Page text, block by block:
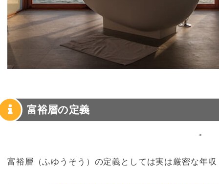
富裕層の定義
>
富裕層（ふゆうそう）の定義としては実は厳密な年